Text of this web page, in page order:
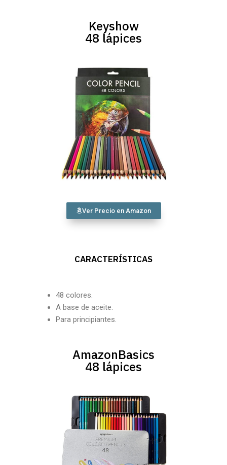
Keyshow
48 lápices
Ver Precio en Amazon
CARACTERÍSTICAS
48 colores.
A base de aceite.
Para principiantes.
AmazonBasics
48 lápices